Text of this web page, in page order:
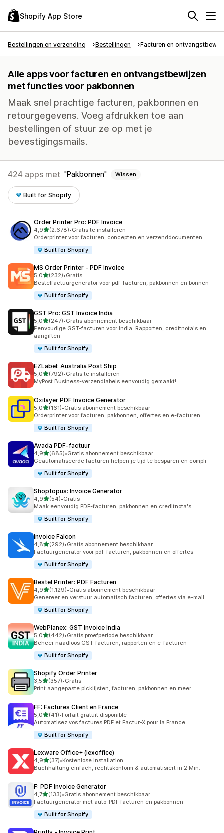
Shopify App Store
Bestellingen en verzending Bestellingen Facturen en
Alle apps voor facturen en ontvangstbewijzen
met functies voor pakbonnen
Maak snel prachtige facturen, pakbonnen en
retourgegevens. Voeg afdrukken toe aan
bestellingen of stuur ze op met je
bevestigingsmails.
424 apps met Pakbonnen Wissen
Built for Shopify
Order Printer Pro: PDF Invoice
4,9van 5 sterren
(2.678)
2678 recensies in totaal
•Gratis te installeren
Orderprinter voor facturen, concepten en verzenddocumenten
Built for Shopify
MS Order Printer ‑ PDF Invoice
5,0van 5 sterren
(232)
232 recensies in totaal
•Gratis
Bestelfactuurgenerator voor pdf-facturen, pakbonnen en bonnen
Built for Shopify
GST Pro: GST Invoice India
5,0van 5 sterren
(247)
247 recensies in totaal
•Gratis abonnement beschikbaar
Eenvoudige GST-facturen voor India. Rapporten, creditnota's en
aangiften
Built for Shopify
EZLabel: Australia Post Ship
5,0van 5 sterren
(792)
792 recensies in totaal
•Gratis te installeren
MyPost Business-verzendlabels eenvoudig gemaakt!
Oxilayer PDF Invoice Generator
5,0van 5 sterren
(161)
161 recensies in totaal
•Gratis abonnement beschikbaar
Orderprinter voor facturen, pakbonnen, offertes en e-facturen
Built for Shopify
Avada PDF‑factuur
4,9van 5 sterren
(685)
685 recensies in totaal
•Gratis abonnement beschikbaar
Geautomatiseerde facturen helpen je tijd te besparen en compli
Built for Shopify
Shoptopus: Invoice Generator
4,9van 5 sterren
(54)
54 recensies in totaal
•Gratis
Maak eenvoudig PDF-facturen, pakbonnen en creditnota's.
Built for Shopify
Invoice Falcon
4,8van 5 sterren
(292)
292 recensies in totaal
•Gratis abonnement beschikbaar
Factuurgenerator voor pdf-facturen, pakbonnen en offertes
Built for Shopify
Bestel Printer: PDF Facturen
4,9van 5 sterren
(1.129)
1129 recensies in totaal
•Gratis abonnement beschikbaar
Genereer en verstuur automatisch facturen, offertes via e-mail
Built for Shopify
WebPlanex: GST Invoice India
5,0van 5 sterren
(442)
442 recensies in totaal
•Gratis proefperiode beschikbaar
Beheer naadloos GST-facturen, rapporten en e-facturen
Built for Shopify
Shopify Order Printer
3,5van 5 sterren
(357)
357 recensies in totaal
•Gratis
Print aangepaste picklijsten, facturen, pakbonnen en meer
FF: Factures Client en France
5,0van 5 sterren
(41)
41 recensies in totaal
•Forfait gratuit disponible
Automatisez vos factures PDF et Factur-X pour la France
Built for Shopify
Lexware Office+ (lexoffice)
4,9van 5 sterren
(37)
37 recensies in totaal
•Kostenlose Installation
Buchhaltung einfach, rechtskonform & automatisiert in 2 Min.
F: PDF Invoice Generator
4,7van 5 sterren
(133)
133 recensies in totaal
•Gratis abonnement beschikbaar
Factuurgenerator met auto-PDF facturen en pakbonnen
Built for Shopify